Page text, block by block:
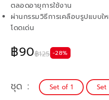
฿90฿125 -28%
ตลอดอายุการใช้งาน
ผ่านกรรมวิธีการเคลือบรูปแบบ
โดดเด่น
ชุด Set of 1